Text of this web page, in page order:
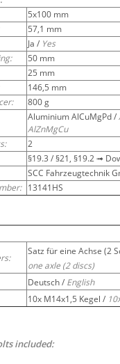
5x100 mm
57,1 mm
Ja / Yes
50 mm
25 mm
146,5 mm
800 g
Aluminium AlCuMgPd /
AlZnMgCu
2
§19.3 / §21, §19.2 ➟
SCC Fahrzeugtechnik
13141HS
Satz für eine Achse (2
one axle (2 discs)
Deutsch / English
10x M14x1,5 Kegel /
included: